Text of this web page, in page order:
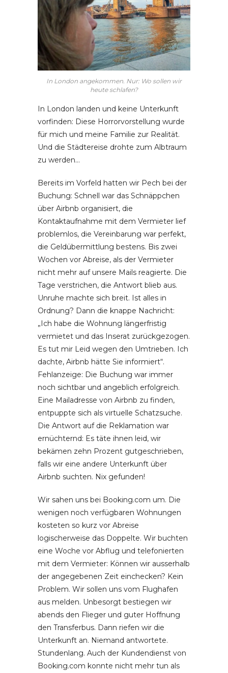
In London angekommen. Nur: Wo sollen wir
heute schlafen?
In London landen und keine Unterkunft
vorfinden: Diese Horrorvorstellung wurde
für mich und meine Familie zur Realität.
Und die Städtereise drohte zum Albtraum
zu werden…
Bereits im Vorfeld hatten wir Pech bei der
Buchung: Schnell war das Schnäppchen
über Airbnb organisiert, die
Kontaktaufnahme mit dem Vermieter lief
problemlos, die Vereinbarung war perfekt,
die Geldübermittlung bestens. Bis zwei
Wochen vor Abreise, als der Vermieter
nicht mehr auf unsere Mails reagierte. Die
Tage verstrichen, die Antwort blieb aus.
Unruhe machte sich breit. Ist alles in
Ordnung? Dann die knappe Nachricht:
„Ich habe die Wohnung längerfristig
vermietet und das Inserat zurückgezogen.
Es tut mir Leid wegen den Umtrieben. Ich
dachte, Airbnb hätte Sie informiert“.
Fehlanzeige: Die Buchung war immer
noch sichtbar und angeblich erfolgreich.
Eine Mailadresse von Airbnb zu finden,
entpuppte sich als virtuelle Schatzsuche.
Die Antwort auf die Reklamation war
ernüchternd: Es täte ihnen leid, wir
bekämen zehn Prozent gutgeschrieben,
falls wir eine andere Unterkunft über
Airbnb suchten. Nix gefunden!
Wir sahen uns bei Booking.com um. Die
wenigen noch verfügbaren Wohnungen
kosteten so kurz vor Abreise
logischerweise das Doppelte. Wir buchten
eine Woche vor Abflug und telefonierten
mit dem Vermieter: Können wir ausserhalb
der angegebenen Zeit einchecken? Kein
Problem. Wir sollen uns vom Flughafen
aus melden. Unbesorgt bestiegen wir
abends den Flieger und guter Hoffnung
den Transferbus. Dann riefen wir die
Unterkunft an. Niemand antwortete.
Stundenlang. Auch der Kundendienst von
Booking.com konnte nicht mehr tun als